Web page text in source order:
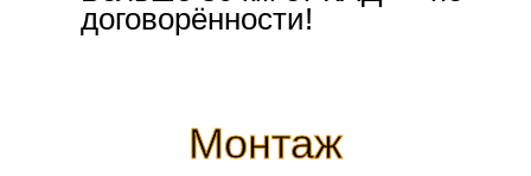
договорённости!
Монтаж